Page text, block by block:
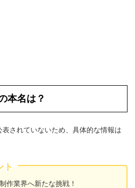
本名は？
されていないため、具体的な情報は
ト
作業界へ新たな挑戦！